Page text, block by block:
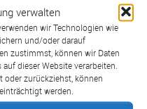
verwalten
wir Technologien wie
und/oder darauf
zustimmst, können wir Daten
dieser Website verarbeiten.
zurückziehst, können
werden.
Phasellus
leo dignissim
hendrerit, vestibulum
rutrum luctus lectus